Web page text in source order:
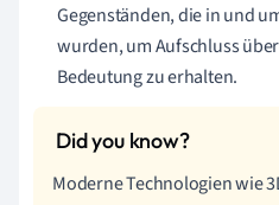
Gegenständen, die in und
wurden, um Aufschluss
Bedeutung zu erhalten.
Moderne Technologien wie